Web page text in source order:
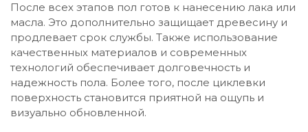
После всех этапов пол готов к нанесению лака или
масла. Это дополнительно защищает древесину и
продлевает срок службы. Также использование
качественных материалов и современных
технологий обеспечивает долговечность и
надежность пола. Более того, после циклевки
поверхность становится приятной на ощупь и
визуально обновленной.